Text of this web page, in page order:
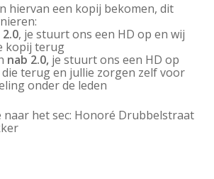
hiervan een kopij bekomen, dit
, je stuurt ons een HD op en wij
kopij terug
nab 2.0,je stuurt ons een HD op
terug en jullie zorgen zelf voor
onder de leden
naar het sec: Honoré Drubbelstraat